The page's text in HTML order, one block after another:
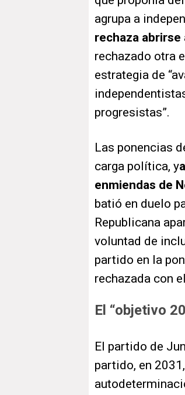
agrupa a
rechaza
rechazado otra
estrategia de
progresistas”.
Las ponencias
carga política, y
enmiendas de
batió en duelo
Republicana
voluntad de
partido en la
rechazada con
El “objetivo
El partido de
partido, en